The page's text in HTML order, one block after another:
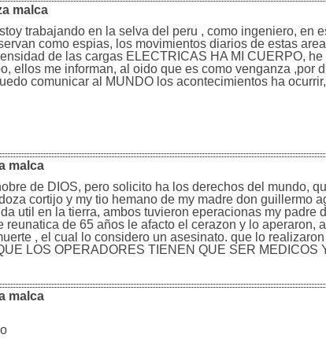
malca
trabajando en la selva del peru , como ingeniero, en
como espias, los movimientos diarios de estas
de las cargas ELECTRICAS HA MI CUERPO, he
ellos me informan, al oido que es como venganza ,por
comunicar al MUNDO los acontecimientos ha
malca
de DIOS, pero solicito ha los derechos del mundo,
cortijo y my tio hemano de my madre don guillermo
util en la tierra, ambos tuvieron eperacionas my padre
de 65 años le afacto el cerazon y lo aperaron,
, el cual lo considero un asesinato. que lo
LOS OPERADORES TIENEN QUE SER MEDICOS
malca